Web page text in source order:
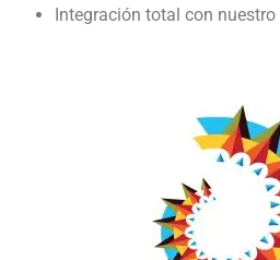
Integración total con nuestro